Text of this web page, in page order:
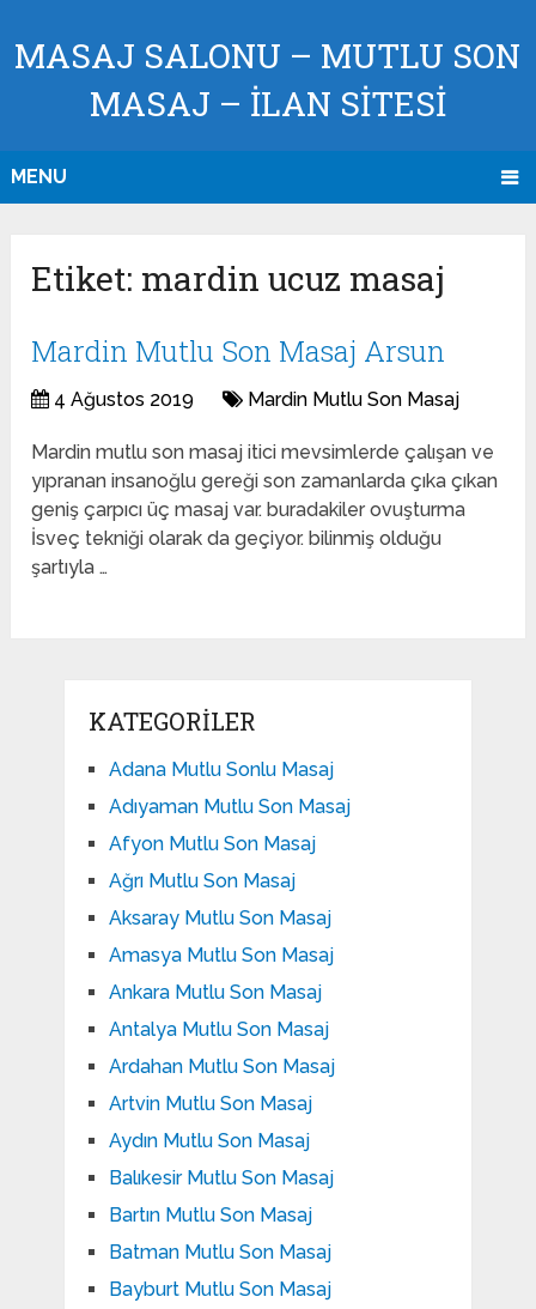
MASAJ SALONU – MUTLU SON
MASAJ – İLAN SİTESİ
MENU
Etiket: mardin ucuz masaj
Mardin Mutlu Son Masaj Arsun
4 Ağustos 2019 Mardin Mutlu Son Masaj
Mardin mutlu son masaj itici mevsimlerde çalışan ve
yıpranan insanoğlu gereği son zamanlarda çıka çıkan
geniş çarpıcı üç masaj var. buradakiler ovuşturma
İsveç tekniği olarak da geçiyor. bilinmiş olduğu
şartıyla …
KATEGORILER
Adana Mutlu Sonlu Masaj
Adıyaman Mutlu Son Masaj
Afyon Mutlu Son Masaj
Ağrı Mutlu Son Masaj
Aksaray Mutlu Son Masaj
Amasya Mutlu Son Masaj
Ankara Mutlu Son Masaj
Antalya Mutlu Son Masaj
Ardahan Mutlu Son Masaj
Artvin Mutlu Son Masaj
Aydın Mutlu Son Masaj
Balıkesir Mutlu Son Masaj
Bartın Mutlu Son Masaj
Batman Mutlu Son Masaj
Bayburt Mutlu Son Masaj